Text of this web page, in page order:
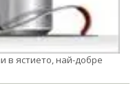
в ястието, най-добре